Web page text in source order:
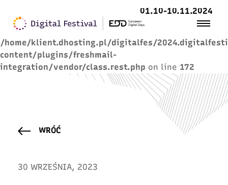
Warning : Trying to access array offset on value of
type null in
/home/klient.dhosting.pl/digitalfes/
content/plugins/freshmail-
integration/vendor/class.rest.php on line 172
01.10-10.11.2024
WRÓĆ
30 WRZEŚNIA, 2023